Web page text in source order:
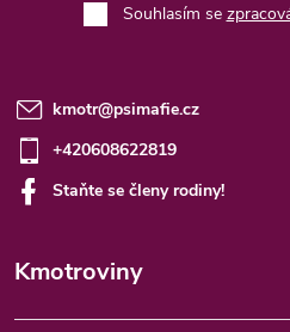
Souhlasím se
kmotr@psimafie.cz
+420608622819
Staňte se členy rodiny!
Kmotroviny